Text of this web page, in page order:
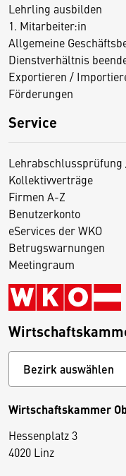
Lehrling ausbilden
1. Mitarbeiter:in
Allgemeine
Dienstverhältnis
Exportieren /
Förderungen
Service
Lehrabschlussprüfung
Kollektivverträge
Firmen A-Z
Benutzerkonto
eServices der WKO
Betrugswarnungen
Meetingraum
Wirtschaftskammer
Hessenplatz 3
4020 Linz